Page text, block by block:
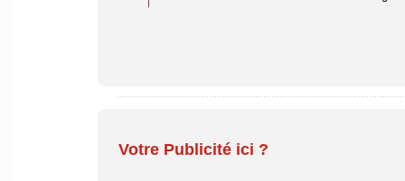
Votre Publicité ici ?